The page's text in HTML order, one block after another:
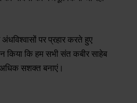
पर प्रहार करते हुए
किया कि हम सभी संत कबीर साहेब
सशक्त बनाएं।